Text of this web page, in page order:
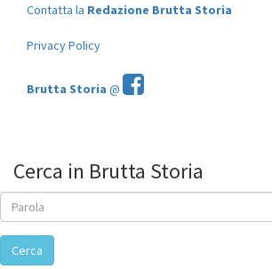
Contatta la Redazione Brutta Storia
Privacy Policy
Brutta Storia @
Cerca in Brutta Storia
Cerca